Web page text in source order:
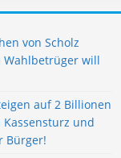
von Scholz
will
auf 2 Billionen
und
Bürger!